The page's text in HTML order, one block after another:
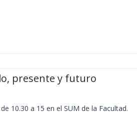
presente y futuro
10.30 a 15 en el SUM de la Facultad.